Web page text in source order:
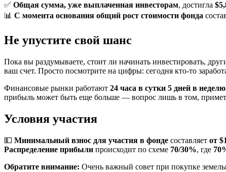
✅ Общая сумма, уже выплаченная инвесторам, достигла
📊 С момента основания общий рост стоимости фонда
Не упустите свой шанс
Пока вы раздумываете, стоит ли начинать инвестировать,
ваш счет. Просто посмотрите на цифры: сегодня кто-то
Финансовые рынки работают 24 часа в сутки 5 дней в неделю
прибыль может быть еще больше — вопрос лишь в том,
Условия участия
💵 Минимальный взнос для участия в фонде составляет от
Распределение прибыли происходит по схеме 70/30%, где
Обратите внимание: Очень важный совет при покупке